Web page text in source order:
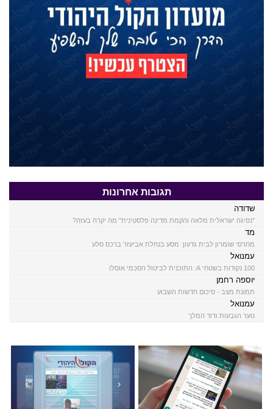
תגובות אחרונות
שדודה
"נסיגה ישראלית מלאה והקמת מדינה פלסטינית" מה יקרה בעזה?
מד
מחרסי שומרון לבית גדעון: מסע בנחלת אביעזר ברכס סלע
עמנואל
100 נקודות בשטחי A: התוכנית לביטול הסכמי אוסלו
יוספה רחמן
תמונת מצב - סיכום חדשות השבוע
עמנואל
נוער הגבעות ודוד המלך